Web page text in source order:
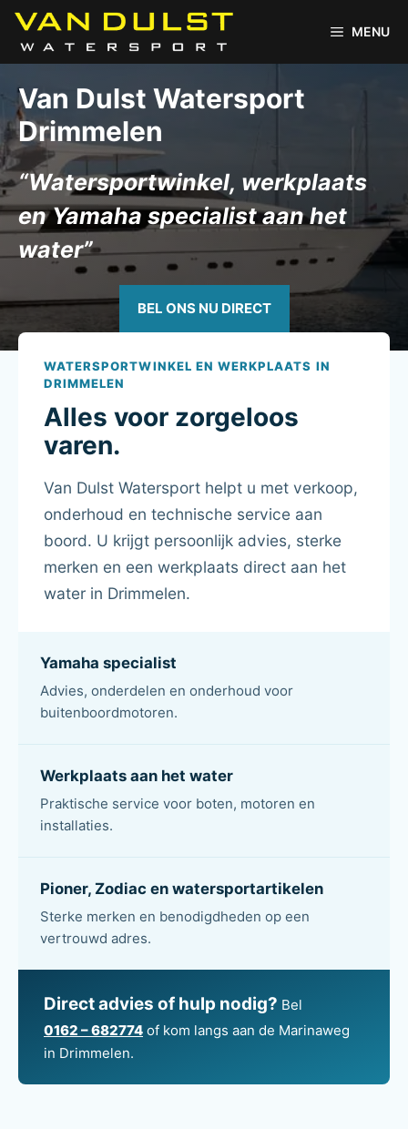
Ga
naar
inhoud
MENU
Van Dulst Watersport
Drimmelen
“Watersportwinkel, werkplaats
en Yamaha specialist aan het
water”
BEL ONS NU DIRECT
WATERSPORTWINKEL EN WERKPLAATS IN
DRIMMELEN
Alles voor zorgeloos
varen.
Van Dulst Watersport helpt u met verkoop,
onderhoud en technische service aan
boord. U krijgt persoonlijk advies, sterke
merken en een werkplaats direct aan het
water in Drimmelen.
Yamaha specialist
Advies, onderdelen en onderhoud voor
buitenboordmotoren.
Werkplaats aan het water
Praktische service voor boten, motoren en
installaties.
Pioner, Zodiac en watersportartikelen
Sterke merken en benodigdheden op een
vertrouwd adres.
Direct advies of hulp nodig? Bel
0162 – 682774 of kom langs aan de Marinaweg
in Drimmelen.